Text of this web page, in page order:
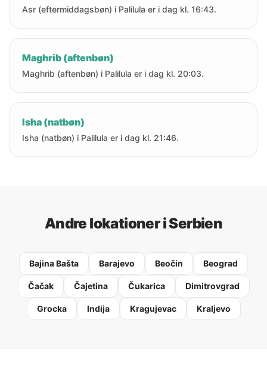
Asr (eftermiddagsbøn) i Palilula er i dag kl. 16:43.
Maghrib (aftenbøn)
Maghrib (aftenbøn) i Palilula er i dag kl. 20:03.
Isha (natbøn)
Isha (natbøn) i Palilula er i dag kl. 21:46.
Andre lokationer i Serbien
Bajina Bašta Barajevo Beočin Beograd
Čačak Čajetina Čukarica Dimitrovgrad
Grocka Indija Kragujevac Kraljevo